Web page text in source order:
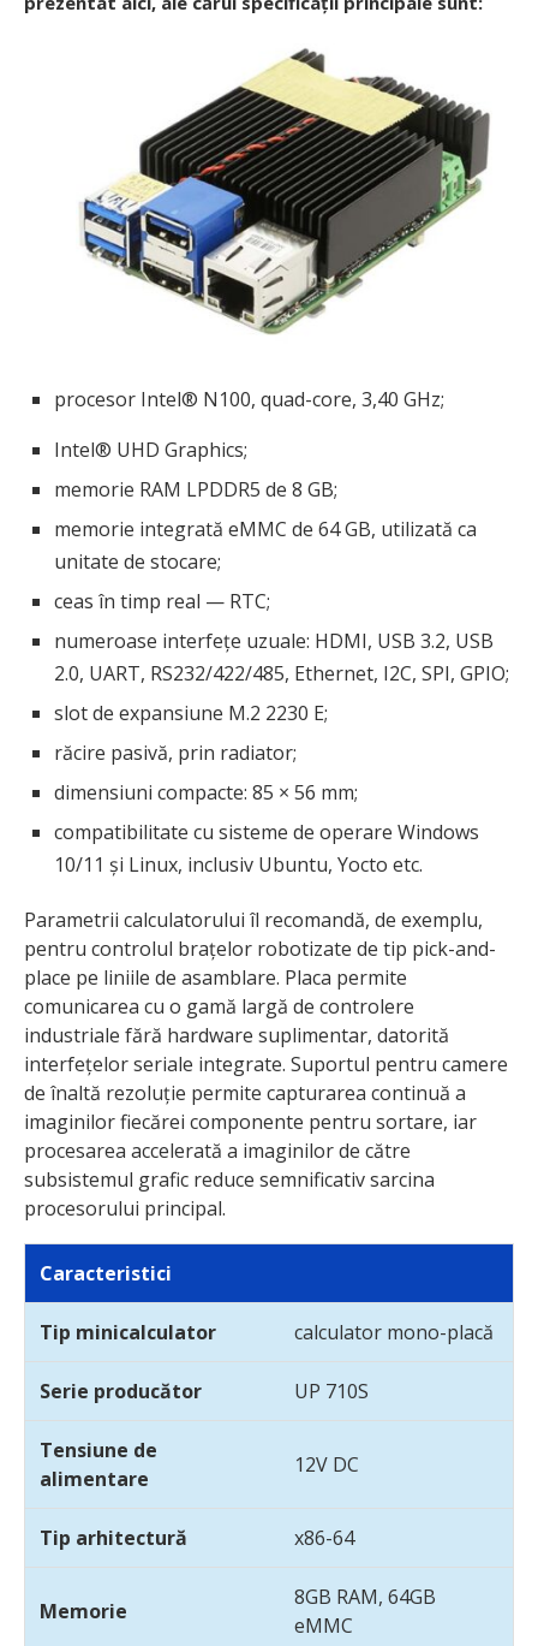
procesor Intel® N100, quad-core, 3,40 GHz;
Intel® UHD Graphics;
memorie RAM LPDDR5 de 8 GB;
memorie integrată eMMC de 64 GB, utilizată ca
unitate de stocare;
ceas în timp real — RTC;
numeroase interfețe uzuale: HDMI, USB 3.2, USB
2.0, UART, RS232/422/485, Ethernet, I2C, SPI, GPIO;
slot de expansiune M.2 2230 E;
răcire pasivă, prin radiator;
dimensiuni compacte: 85 × 56 mm;
compatibilitate cu sisteme de operare Windows
10/11 și Linux, inclusiv Ubuntu, Yocto etc.
Parametrii calculatorului îl recomandă, de exemplu,
pentru controlul brațelor robotizate de tip pick-and-
place pe liniile de asamblare. Placa permite
comunicarea cu o gamă largă de controlere
industriale fără hardware suplimentar, datorită
interfețelor seriale integrate. Suportul pentru camere
de înaltă rezoluție permite capturarea continuă a
imaginilor fiecărei componente pentru sortare, iar
procesarea accelerată a imaginilor de către
subsistemul grafic reduce semnificativ sarcina
procesorului principal.
Caracteristici
Tip minicalculator calculator mono-placă
Serie producător UP 710S
Tensiune de
alimentare
12V DC
Tip arhitectură x86-64
Memorie
8GB RAM, 64GB
eMMC